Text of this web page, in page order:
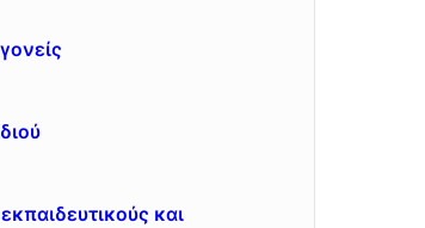
και